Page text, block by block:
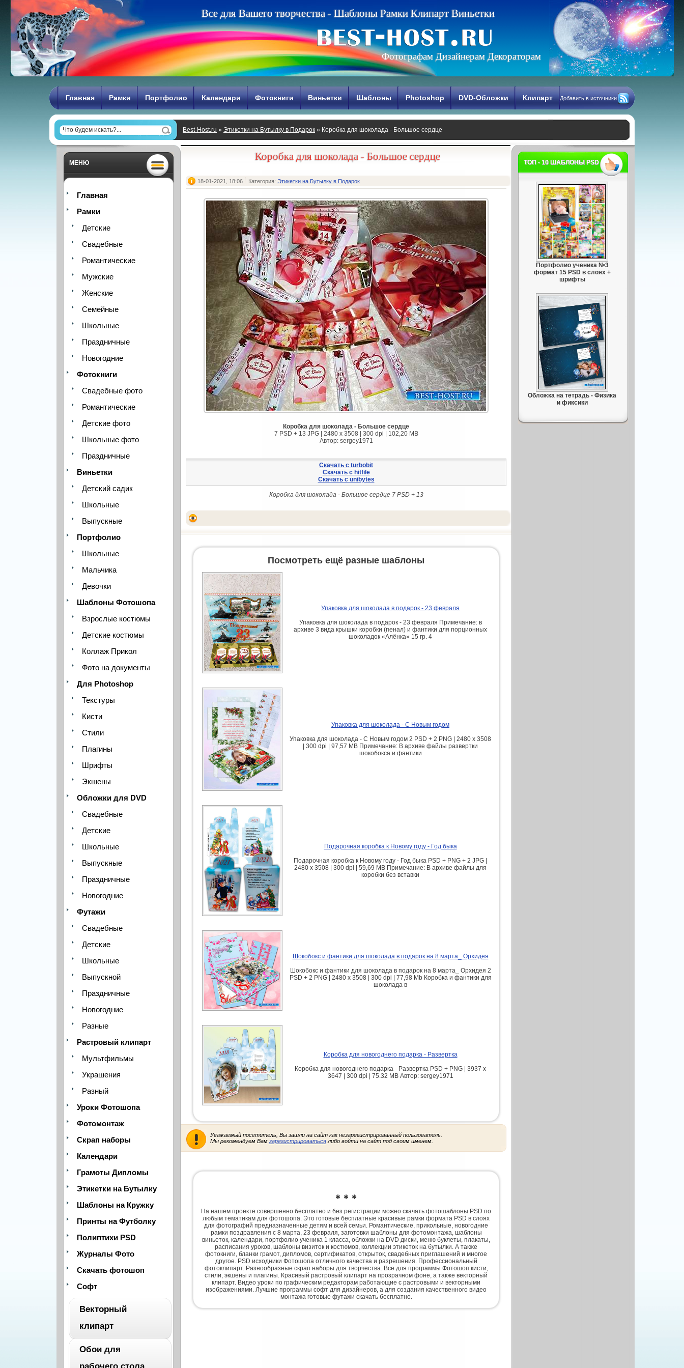
Все для Вашего творчества - Шаблоны Рамки Клипарт Виньетки
Фотографам Дизайнерам Декораторам
Главная Рамки Портфолио Календари Фотокниги Виньетки Шаблоны Photoshop DVD-Обложки Клипарт Добавить в источники
Best-Host.ru » Этикетки на Бутылку в Подарок » Коробка для шоколада - Большое сердце
МЕНЮ
Главная
Рамки
Детские
Свадебные
Романтические
Мужские
Женские
Семейные
Школьные
Праздничные
Новогодние
Фотокниги
Свадебные фото
Романтические
Детские фото
Школьные фото
Праздничные
Виньетки
Детский садик
Школьные
Выпускные
Портфолио
Школьные
Мальчика
Девочки
Шаблоны Фотошопа
Взрослые костюмы
Детские костюмы
Коллаж Прикол
Фото на документы
Для Photoshop
Текстуры
Кисти
Стили
Плагины
Шрифты
Экшены
Обложки для DVD
Свадебные
Детские
Школьные
Выпускные
Праздничные
Новогодние
Футажи
Свадебные
Детские
Школьные
Выпускной
Праздничные
Новогодние
Разные
Растровый клипарт
Мультфильмы
Украшения
Разный
Уроки Фотошопа
Фотомонтаж
Скрап наборы
Календари
Грамоты Дипломы
Этикетки на Бутылку
Шаблоны на Кружку
Принты на Футболку
Полиптихи PSD
Журналы Фото
Скачать фотошоп
Софт
Векторный
клипарт
Обои для
Коробка для шоколада - Большое сердце
18-01-2021, 18:06 Категория: Этикетки на Бутылку в Подарок
Коробка для шоколада - Большое сердце
7 PSD + 13 JPG | 2480 x 3508 | 300 dpi | 102,20 MB
Автор: sergey1971
Скачать с turbobit
Скачать с hitfile
Скачать с unibytes
Коробка для шоколада - Большое сердце 7 PSD + 13
Посмотреть ещё разные шаблоны
Упаковка для шоколада в подарок - 23 февраля
Упаковка для шоколада в подарок - 23 февраля Примечание: в
архиве 3 вида крышки коробки (пенал) и фантики для порционных
шоколадок «Алёнка» 15 гр. 4
Упаковка для шоколада - С Новым годом
Упаковка для шоколада - С Новым годом 2 PSD + 2 PNG | 2480 x 3508
| 300 dpi | 97,57 MB Примечание: В архиве файлы развертки
шокобокса и фантики
Подарочная коробка к Новому году - Год быка
Подарочная коробка к Новому году - Год быка PSD + PNG + 2 JPG |
2480 x 3508 | 300 dpi | 59,69 MB Примечание: В архиве файлы для
коробки без вставки
Шокобокс и фантики для шоколада в подарок на 8 марта_ Орхидея
Шокобокс и фантики для шоколада в подарок на 8 марта_ Орхидея 2
PSD + 2 PNG | 2480 x 3508 | 300 dpi | 77,98 Mb Коробка и фантики для
шоколада в
Коробка для новогоднего подарка - Развертка
Коробка для новогоднего подарка - Развертка PSD + PNG | 3937 x
3647 | 300 dpi | 75.32 MB Автор: sergey1971
Уважаемый посетитель, Вы зашли на сайт как незарегистрированный пользователь.
Мы рекомендуем Вам зарегистрироваться либо войти на сайт под своим именем.
✱ ✱ ✱
На нашем проекте совершенно бесплатно и без регистрации можно скачать фотошаблоны PSD по
любым тематикам для фотошопа. Это готовые бесплатные красивые рамки формата PSD в слоях
для фотографий предназначенные детям и всей семьи. Романтические, прикольные, новогодние
рамки поздравления с 8 марта, 23 февраля, заготовки шаблоны для фотомонтажа, шаблоны
виньеток, календари, портфолио ученика 1 класса, обложки на DVD диски, меню буклеты, плакаты,
расписания уроков, шаблоны визиток и костюмов, коллекции этикеток на бутылки. А также
фотокниги, бланки грамот, дипломов, сертификатов, открыток, свадебных приглашений и многое
другое. PSD исходники Фотошопа отличного качества и разрешения. Профессиональный
фотоклипарт. Разнообразные скрап наборы для творчества. Все для программы Фотошоп кисти,
стили, экшены и плагины. Красивый растровый клипарт на прозрачном фоне, а также векторный
клипарт. Видео уроки по графическим редакторам работающие с растровыми и векторными
изображениями. Лучшие программы софт для дизайнеров, а для создания качественного видео
монтажа готовые футажи скачать бесплатно.
ТОП - 10 ШАБЛОНЫ PSD
Портфолио ученика №3
формат 15 PSD в слоях +
шрифты
Обложка на тетрадь - Физика
и фиксики